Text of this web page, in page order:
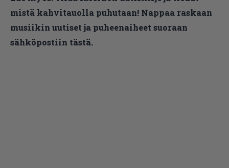
mistä kahvitauolla puhutaan! Nappaa raskaan
musiikin uutiset ja puheenaiheet suoraan
sähköpostiin tästä.